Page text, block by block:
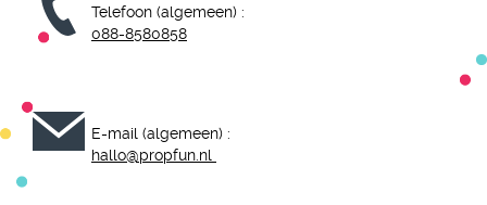
Telefoon (algemeen) :
088-8580858
E-mail (algemeen) :
hallo@propfun.nl